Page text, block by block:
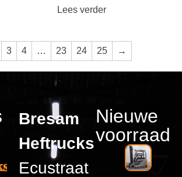
Lees verder
3 4 … 23 24 25 →
Bresam
Heftrucks
Ecustraat
Nieuwe
voorraad